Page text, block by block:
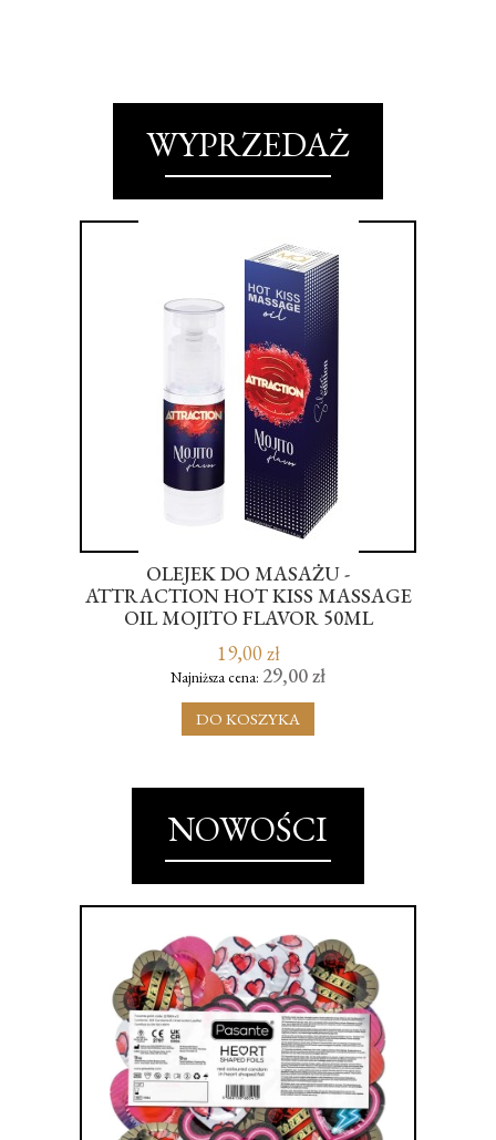
WYPRZEDAŻ
OLEJEK DO MASAŻU -
ATTRACTION HOT KISS MASSAGE
OIL MOJITO FLAVOR 50ML
19,00 zł
Najniższa cena: 29,00 zł
DO KOSZYKA
NOWOŚCI